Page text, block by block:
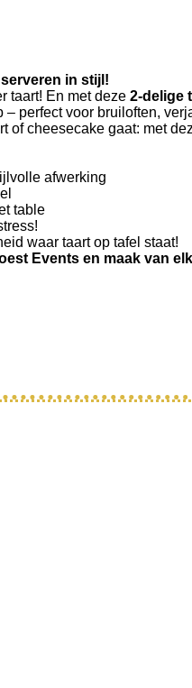
in stijl!
taart! En met deze 2-delige
perfect voor bruiloften,
of cheesecake gaat: met
afwerking
table
waar taart op tafel staat!
Events en maak van